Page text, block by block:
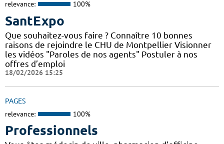
relevance: 100%
SantExpo
Que souhaitez-vous faire ? Connaître 10 bonnes
raisons de rejoindre le CHU de Montpellier Visionner
les vidéos "Paroles de nos agents" Postuler à nos
offres d’emploi
18/02/2026 15:25
PAGES
relevance: 100%
Professionnels